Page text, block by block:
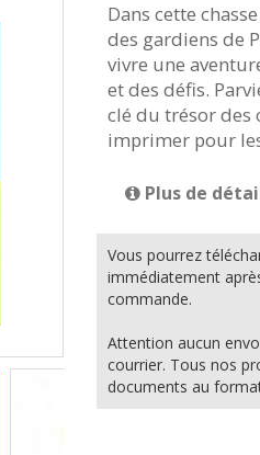
Dans cette
des gardiens de
vivre une
et des défis.
clé du trésor des
imprimer pour
Plus de
Vous pourrez
immédiatement
commande.
Attention aucun
courrier. Tous nos
documents au